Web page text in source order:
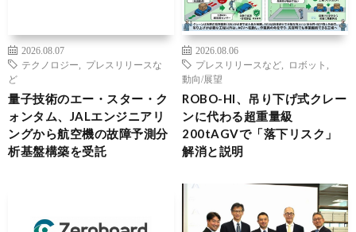
2026.08.07
テクノロジー
プレスリリースな
ど
量子技術のエー・スター・ク
ォンタム、JALエンジニアリ
ングから航空機の故障予測分
析基盤構築を受託
2026.08.06
プレスリリースなど
ロボット
動向/展望
ROBO-HI、吊り下げ式クレー
ンに代わる超重量級
200tAGVで「落下リスク」
解消と説明